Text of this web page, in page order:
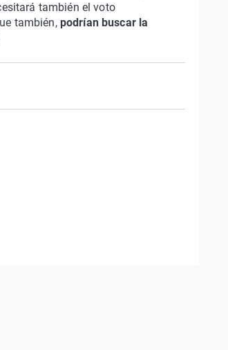
también el voto
también, podrían buscar la